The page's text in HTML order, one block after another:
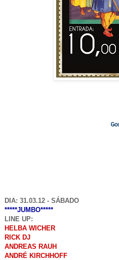
DIA: 31.03.12 - SÁBADO
*****JUMBO*****
LINE UP:
HELBA WICHER
RICK DJ
ANDREAS RAUH
ANDRÉ KIRCHHOFF